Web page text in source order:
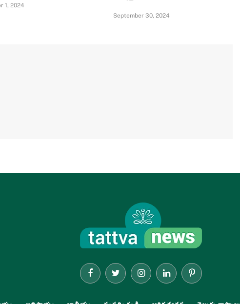
1, 2024
September 30, 2024
FacebookTwitter InstagramLinkedInPinterest